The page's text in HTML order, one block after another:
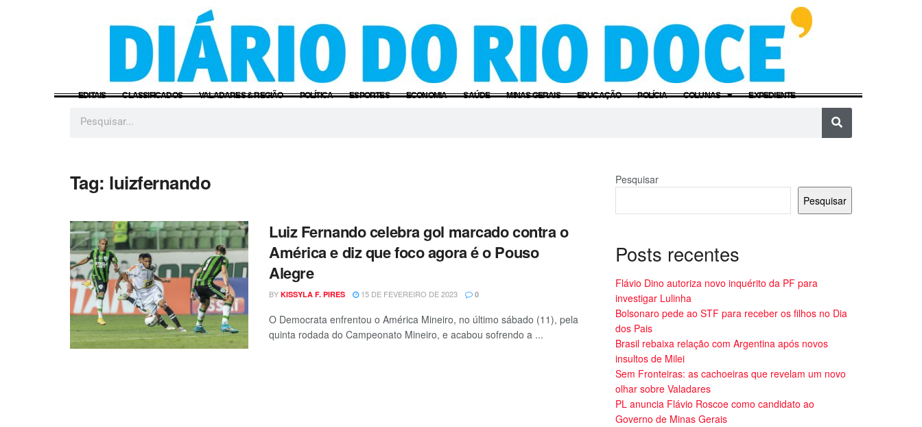
EDITAIS CLASSIFICADOS VALADARES & REGIÃO POLÍTICA ESPORTES ECONOMIA SAÚDE MINAS GERAIS EDUCAÇÃO POLÍCIA COLUNAS EXPEDIENTE
Tag: luizfernando
Luiz Fernando celebra gol marcado contra o
América e diz que foco agora é o Pouso
Alegre
BY KISSYLA F. PIRES 15 DE FEVEREIRO DE 2023 0
O Democrata enfrentou o América Mineiro, no último sábado (11), pela
quinta rodada do Campeonato Mineiro, e acabou sofrendo a ...
Pesquisar
Pesquisar
Posts recentes
Flávio Dino autoriza novo inquérito da PF para
investigar Lulinha
Bolsonaro pede ao STF para receber os filhos no Dia
dos Pais
Brasil rebaixa relação com Argentina após novos
insultos de Milei
Sem Fronteiras: as cachoeiras que revelam um novo
olhar sobre Valadares
PL anuncia Flávio Roscoe como candidato ao
Governo de Minas Gerais